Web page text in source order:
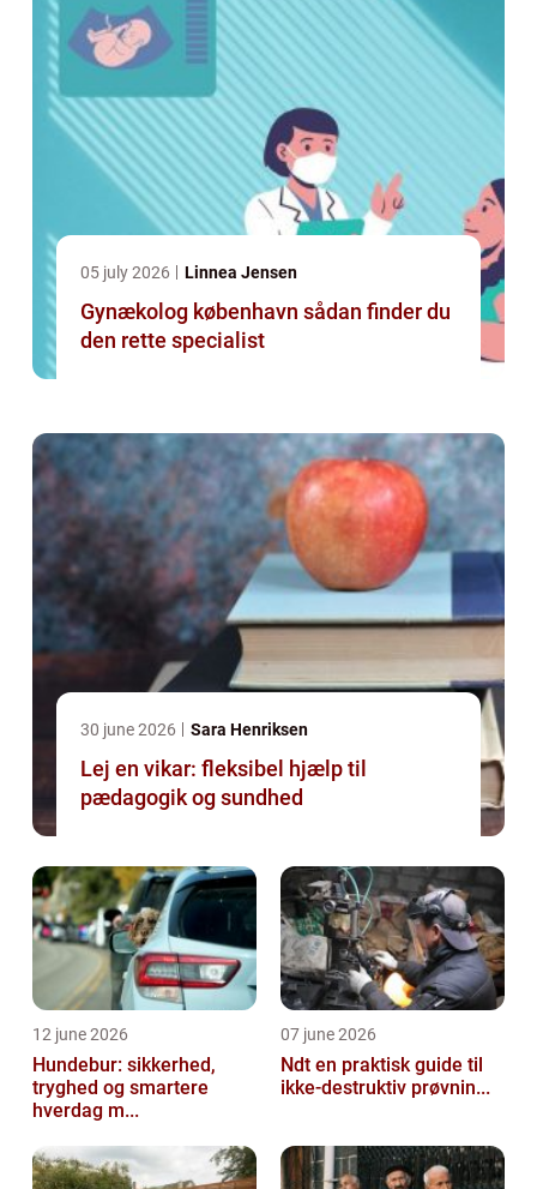
05 july 2026 Linnea Jensen
Gynækolog københavn sådan finder du
den rette specialist
30 june 2026 Sara Henriksen
Lej en vikar: fleksibel hjælp til
pædagogik og sundhed
12 june 2026
Hundebur: sikkerhed,
tryghed og smartere
hverdag m...
07 june 2026
Ndt en praktisk guide til
ikke-destruktiv prøvnin...